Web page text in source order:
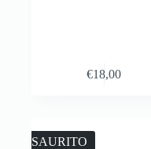
€18,00
ESAURITO